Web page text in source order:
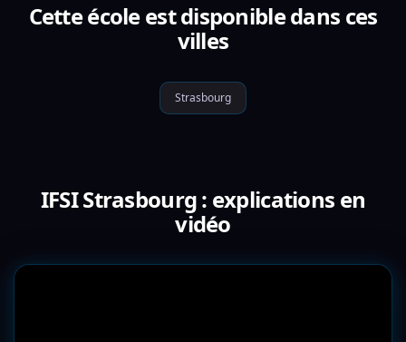
Cette école est disponible dans ces
villes
Strasbourg
IFSI Strasbourg : explications en
vidéo